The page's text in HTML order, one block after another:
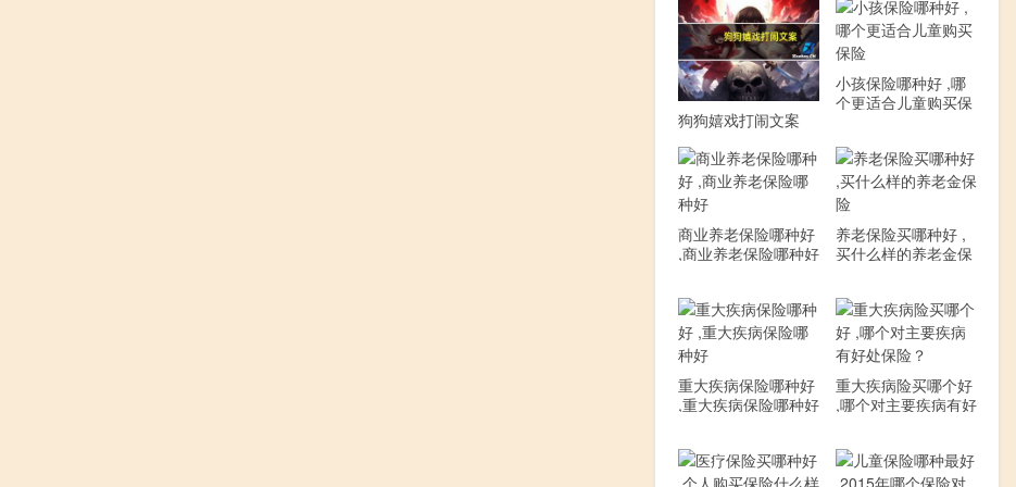
狗狗嬉戏打闹文案
小孩保险哪种好 ,哪
个更适合儿童购买保
商业养老保险哪种好
,商业养老保险哪种好
养老保险买哪种好 ,
买什么样的养老金保
重大疾病保险哪种好
,重大疾病保险哪种好
重大疾病险买哪个好
,哪个对主要疾病有好